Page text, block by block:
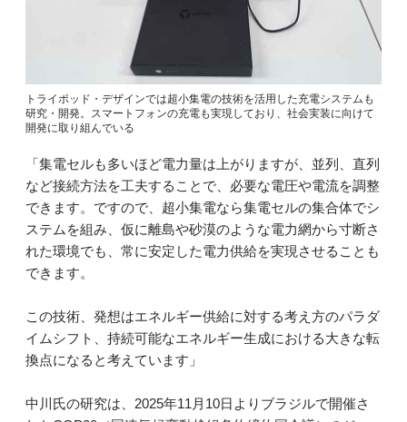
トライポッド・デザインでは超小集電の技術を活用した充電システムも
研究・開発。スマートフォンの充電も実現しており、社会実装に向けて
開発に取り組んでいる
「集電セルも多いほど電力量は上がりますが、並列、直列
など接続方法を工夫することで、必要な電圧や電流を調整
できます。ですので、超小集電なら集電セルの集合体でシ
ステムを組み、仮に離島や砂漠のような電力網から寸断さ
れた環境でも、常に安定した電力供給を実現させることも
できます。
この技術、発想はエネルギー供給に対する考え方のパラダ
イムシフト、持続可能なエネルギー生成における大きな転
換点になると考えています」
中川氏の研究は、2025年11月10日よりブラジルで開催さ